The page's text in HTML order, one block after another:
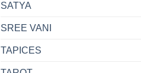
SATYA
SREE VANI
TAPICES